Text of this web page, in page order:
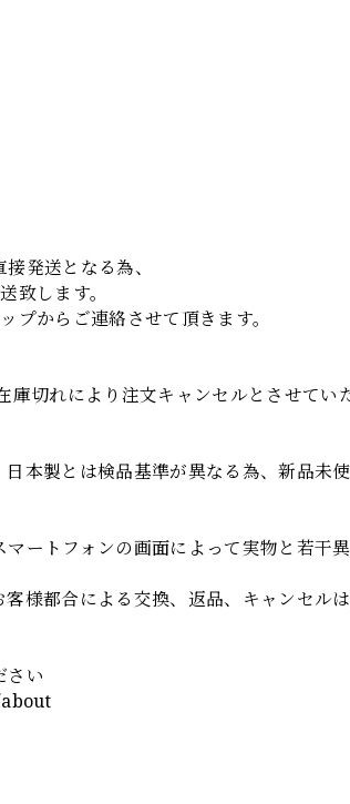
発送となる為、
致します。
プからご連絡させて頂きます。
庫切れにより注文キャンセルとさせて
日本製とは検品基準が異なる為、新品未
ートフォンの画面によって実物と若干
様都合による交換、返品、キャンセルは
さい